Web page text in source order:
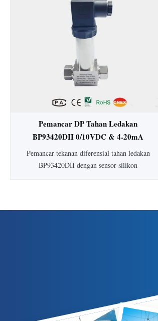
tinggi difuse reflection silicon sensing
element...
Pemancar DP Tahan Ledakan
BP93420DII 0/10VDC & 4-20mA
Pemancar Tekanan Diferensial
Pemancar Level
Pemancar tekanan diferensial tahan ledakan
BP93420DII dengan sensor silikon
pengukuran gas/cairan di industri minyak